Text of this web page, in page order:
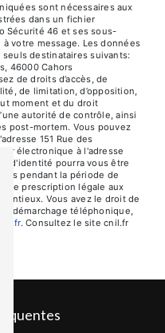
sont nécessaires aux
dans un fichier
Sécurité 46 et ses sous-
votre message. Les données
destinataires suivants:
46000 Cahors
de droits d’accès, de
de limitation, d’opposition,
moment et du droit
autorité de contrôle, ainsi
post-mortem. Vous pouvez
151 Rue des
électronique à l'adresse
d'identité pourra vous être
pendant la période de
de prescription légale aux
Vous avez le droit de
démarchage téléphonique,
. Consultez le site cnil.fr